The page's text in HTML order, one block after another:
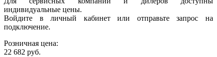
индивидуальные цены.
Войдите в личный кабинет или отправьте запрос на
подключение.
Розничная цена:
22 682 руб.